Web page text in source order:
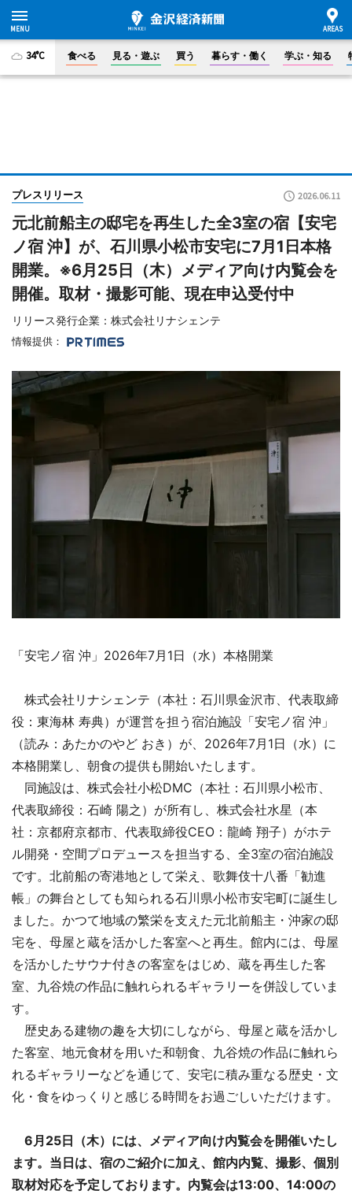
34°C 食べる 見る・遊ぶ 買う 暮らす・働く 学ぶ・知る
プレスリリース 2026.06.11
元北前船主の邸宅を再生した全3室の宿【安宅
ノ宿 沖】が、石川県小松市安宅に7月1日本格
開業。※6月25日（木）メディア向け内覧会を
開催。取材・撮影可能、現在申込受付中
リリース発行企業：株式会社リナシェンテ
情報提供：
「安宅ノ宿 沖」2026年7月1日（水）本格開業
株式会社リナシェンテ（本社：石川県金沢市、代表取締
役：東海林 寿典）が運営を担う宿泊施設「安宅ノ宿 沖」
（読み：あたかのやど おき）が、2026年7月1日（水）に
本格開業し、朝食の提供も開始いたします。
同施設は、株式会社小松DMC（本社：石川県小松市、
代表取締役：石崎 陽之）が所有し、株式会社水星（本
社：京都府京都市、代表取締役CEO：龍崎 翔子）がホテ
ル開発・空間プロデュースを担当する、全3室の宿泊施設
です。北前船の寄港地として栄え、歌舞伎十八番「勧進
帳」の舞台としても知られる石川県小松市安宅町に誕生し
ました。かつて地域の繁栄を支えた元北前船主・沖家の邸
宅を、母屋と蔵を活かした客室へと再生。館内には、母屋
を活かしたサウナ付きの客室をはじめ、蔵を再生した客
室、九谷焼の作品に触れられるギャラリーを併設していま
す。
歴史ある建物の趣を大切にしながら、母屋と蔵を活かし
た客室、地元食材を用いた和朝食、九谷焼の作品に触れら
れるギャラリーなどを通じて、安宅に積み重なる歴史・文
化・食をゆっくりと感じる時間をお過ごしいただけます。
6月25日（木）には、メディア向け内覧会を開催いたし
ます。当日は、宿のご紹介に加え、館内内覧、撮影、個別
取材対応を予定しております。内覧会は13:00、14:00の